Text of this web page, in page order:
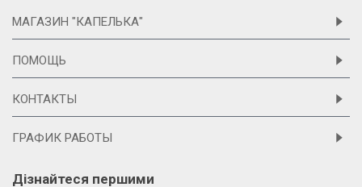
МАГАЗИН "КАПЕЛЬКА"
ПОМОЩЬ
КОНТАКТЫ
ГРАФИК РАБОТЫ
Дізнайтеся першими